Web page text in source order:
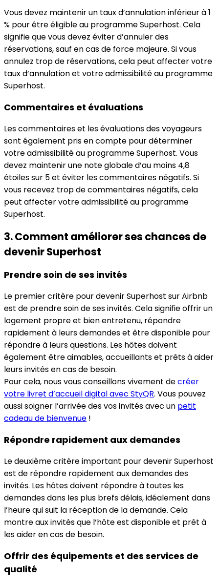
Vous devez maintenir un taux d’annulation inférieur à 1
% pour être éligible au programme Superhost. Cela
signifie que vous devez éviter d’annuler des
réservations, sauf en cas de force majeure. Si vous
annulez trop de réservations, cela peut affecter votre
taux d’annulation et votre admissibilité au programme
Superhost.
Commentaires et évaluations
Les commentaires et les évaluations des voyageurs
sont également pris en compte pour déterminer
votre admissibilité au programme Superhost. Vous
devez maintenir une note globale d’au moins 4,8
étoiles sur 5 et éviter les commentaires négatifs. Si
vous recevez trop de commentaires négatifs, cela
peut affecter votre admissibilité au programme
Superhost.
3. Comment améliorer ses chances de
devenir Superhost
Prendre soin de ses invités
Le premier critère pour devenir Superhost sur Airbnb
est de prendre soin de ses invités. Cela signifie offrir un
logement propre et bien entretenu, répondre
rapidement à leurs demandes et être disponible pour
répondre à leurs questions. Les hôtes doivent
également être aimables, accueillants et prêts à aider
leurs invités en cas de besoin.
Pour cela, nous vous conseillons vivement decréer
votre livret d’accueil digital avec StyQR. Vous pouvez
aussi soigner l’arrivée des vos invités avec un petit
cadeau de bienvenue !
Répondre rapidement aux demandes
Le deuxième critère important pour devenir Superhost
est de répondre rapidement aux demandes des
invités. Les hôtes doivent répondre à toutes les
demandes dans les plus brefs délais, idéalement dans
l’heure qui suit la réception de la demande. Cela
montre aux invités que l’hôte est disponible et prêt à
les aider en cas de besoin.
Offrir des équipements et des services de
qualité